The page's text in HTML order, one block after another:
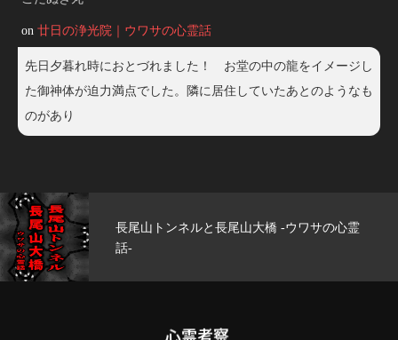
on 廿日の浄光院｜ウワサの心霊話
先日夕暮れ時におとづれました！ お堂の中の龍をイメージし
た御神体が迫力満点でした。隣に居住していたあとのようなも
のがあり
玄武洞公園 -ウワサの心霊話-
心霊考察